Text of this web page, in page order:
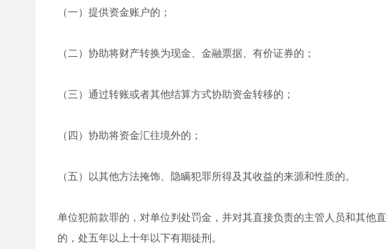
（一）提供资金账户的；
（二）协助将财产转换为现金、金融票据、有价证券的；
（三）通过转账或者其他结算方式协助资金转移的；
（四）协助将资金汇往境外的；
（五）以其他方法掩饰、隐瞒犯罪所得及其收益的来源和性质的。
单位犯前款罪的，对单位判处罚金，并对其直接负责的主管人员和其他
的，处五年以上十年以下有期徒刑。